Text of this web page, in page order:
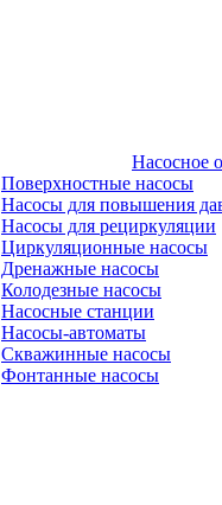
Насосное
Поверхностные насосы
Насосы для повышения
Насосы для рециркуляции
Циркуляционные насосы
Дренажные насосы
Колодезные насосы
Насосные станции
Насосы-автоматы
Скважинные насосы
Фонтанные насосы